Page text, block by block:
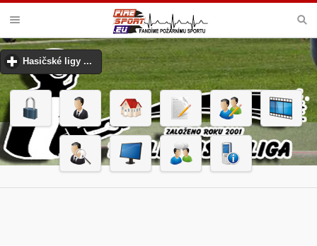
PODLIPANSKÁ LIGA
Hasičské ligy ... click to expand contents